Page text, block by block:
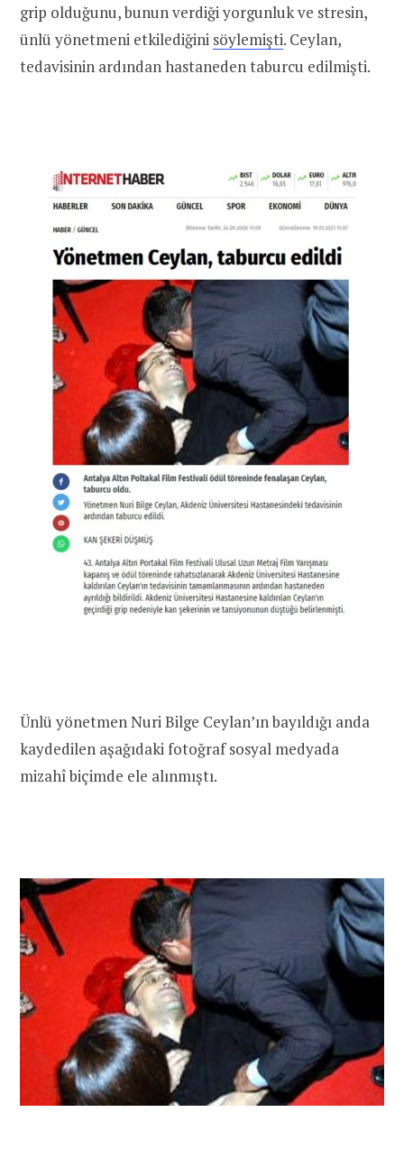
grip olduğunu, bunun verdiği yorgunluk ve stresin,
ünlü yönetmeni etkilediğini söylemişti. Ceylan,
tedavisinin ardından hastaneden taburcu edilmişti.
Ünlü yönetmen Nuri Bilge Ceylan’ın bayıldığı anda
kaydedilen aşağıdaki fotoğraf sosyal medyada
mizahî biçimde ele alınmıştı.